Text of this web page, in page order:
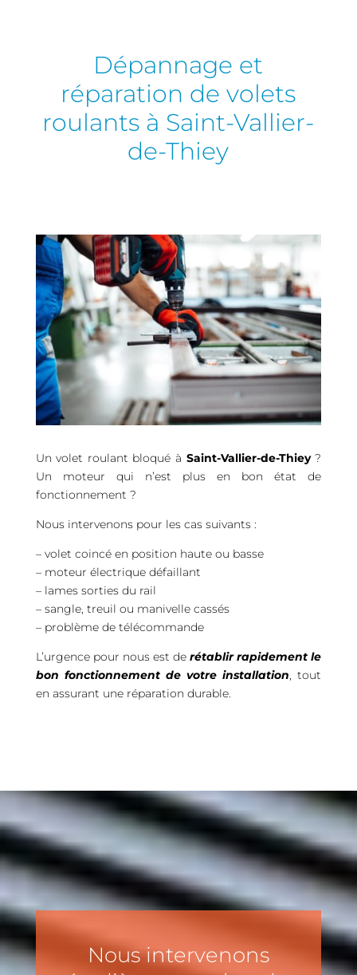
Dépannage et
réparation de volets
roulants à Saint-Vallier-
de-Thiey
Un volet roulant bloqué à Saint-Vallier-de-Thiey?
Un moteur qui n’est plus en bon état de
fonctionnement ?
Nous intervenons pour les cas suivants :
– volet coincé en position haute ou basse
– moteur électrique défaillant
– lames sorties du rail
– sangle, treuil ou manivelle cassés
– problème de télécommande
L’urgence pour nous est derétablir rapidement le
bon fonctionnement de votre installation, tout
en assurant une réparation durable.
Nous intervenons